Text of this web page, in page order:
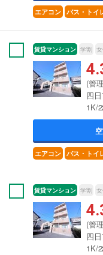
エアコン バス・トイ
賃貸マンション 学割
(管
四
1K/
エアコン バス・トイ
賃貸マンション 学割
(管
四
1K/